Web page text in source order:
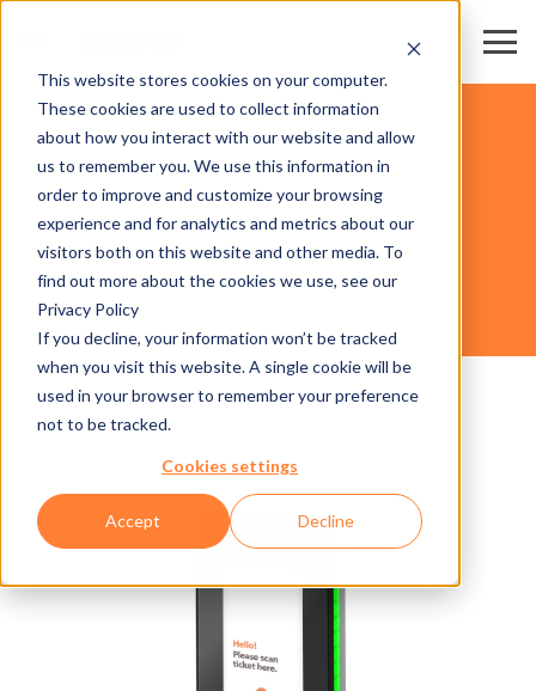
This website stores cookies on your computer.
These cookies are used to collect information
about how you interact with our website and allow
us to remember you. We use this information in
order to improve and customize your browsing
experience and for analytics and metrics about our
visitors both on this website and other media. To
find out more about the cookies we use, see our
Privacy Policy
If you decline, your information won’t be tracked
when you visit this website. A single cookie will be
used in your browser to remember your preference
not to be tracked.
Cookies settings
Accept Decline
AXESS SUITE READER 600
HARDWARE
PARCS EXPOS & CENTRES DE CONGRÈS